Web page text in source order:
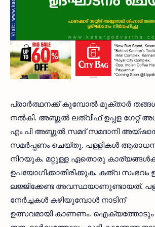
പ്രാര്‍ത്ഥനക്ക് കുമ്പോല്‍ മുക്താര്‍
നല്‍കി. അബ്ദുല്‍ ലത്വീഫ് ഉപ്പള ഗേറ്റ്
എം പി അബ്ദുല്‍ സമദ് സമദാനി
സമര്‍പ്പണം ചെയ്തു. പള്ളികള്‍
നിറയുക. മറ്റുള്ള ഏതൊരു
ഉപയോഗിക്കാതിരിക്കുക. കത്വ സംഭവം
ലജ്ജിക്കേണ്ട അവസ്ഥയാണുണ്ടായത്.
നേര്‍ച്ചകള്‍ കഴിയുമ്പോള്‍ നാടിന്
ഉത്സവമായി കാണണം. ഐക്യത്തോടും